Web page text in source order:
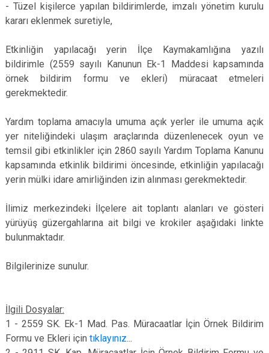
- Tüzel kişilerce yapılan bildirimlerde, imzalı yönetim kurulu
kararı eklenmek suretiyle,
Etkinliğin yapılacağı yerin İlçe Kaymakamlığına yazılı
bildirimle (2559 sayılı Kanunun Ek-1 Maddesi kapsamında
örnek bildirim formu ve ekleri) müracaat etmeleri
gerekmektedir.
Yardım toplama amacıyla umuma açık yerler ile umuma açık
yer niteliğindeki ulaşım araçlarında düzenlenecek oyun ve
temsil gibi etkinlikler için 2860 sayılı Yardım Toplama Kanunu
kapsamında etkinlik bildirimi öncesinde, etkinliğin yapılacağı
yerin mülki idare amirliğinden izin alınması gerekmektedir.
İlimiz merkezindeki İlçelere ait toplantı alanları ve gösteri
yürüyüş güzergahlarına ait bilgi ve krokiler aşağıdaki linkte
bulunmaktadır.
Bilgilerinize sunulur.
İlgili Dosyalar:
1 - 2559 SK. Ek-1 Mad. Pas. Müracaatlar İçin Örnek Bildirim
Formu ve Ekleri için tıklayınız...